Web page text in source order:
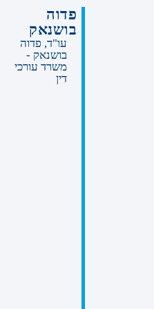
פדוה
בושנאק
עו"ד, פדוה
בושנאק -
משרד עורכי
דין